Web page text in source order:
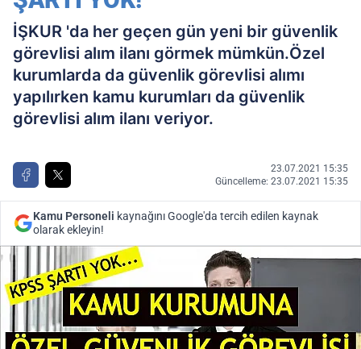
İŞKUR 'da her geçen gün yeni bir güvenlik
görevlisi alım ilanı görmek mümkün.Özel
kurumlarda da güvenlik görevlisi alımı
yapılırken kamu kurumları da güvenlik
görevlisi alım ilanı veriyor.
23.07.2021 15:35
Güncelleme: 23.07.2021 15:35
Kamu Personeli kaynağını Google'da tercih edilen kaynak
olarak ekleyin!